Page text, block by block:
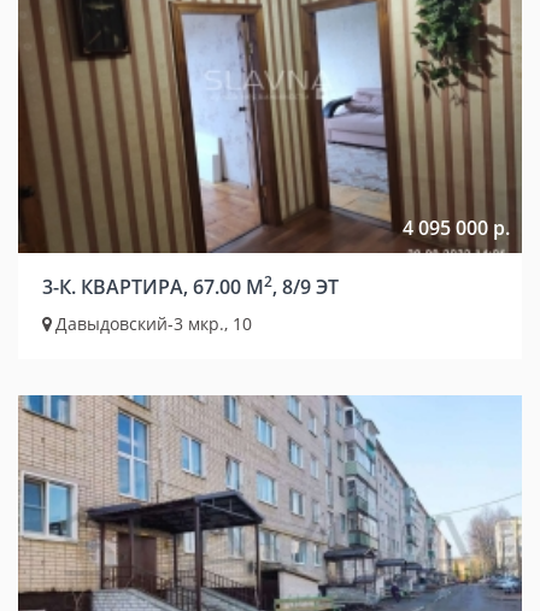
4 095 000 р.
3-К. КВАРТИРА, 67.00 М2, 8/9 ЭТ
Давыдовский-3 мкр., 10